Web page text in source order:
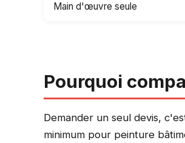
Main d'œuvre seule
Pourquoi
Demander un seul devis,
minimum pour peinture